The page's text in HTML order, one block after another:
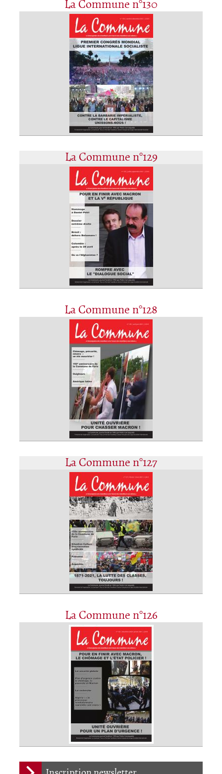
La Commune n°130
La Commune n°129
La Commune n°128
La Commune n°127
La Commune n°126